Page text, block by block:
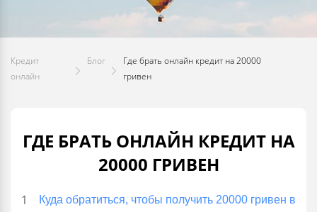
Кредит
онлайн
Блог
Где брать онлайн кредит на 20000
гривен
ГДЕ БРАТЬ ОНЛАЙН КРЕДИТ НА
20000 ГРИВЕН
Куда обратиться, чтобы получить 20000 гривен в